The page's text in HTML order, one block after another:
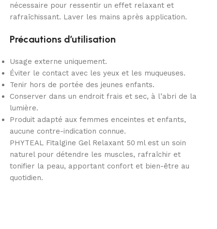
nécessaire pour ressentir un effet relaxant et
rafraîchissant. Laver les mains après application.
Précautions d’utilisation
Usage externe uniquement.
Éviter le contact avec les yeux et les muqueuses.
Tenir hors de portée des jeunes enfants.
Conserver dans un endroit frais et sec, à l’abri de la
lumière.
Produit adapté aux femmes enceintes et enfants,
aucune contre-indication connue.
PHYTEAL Fitalgine Gel Relaxant 50 ml est un soin
naturel pour détendre les muscles, rafraîchir et
tonifier la peau, apportant confort et bien-être au
quotidien.